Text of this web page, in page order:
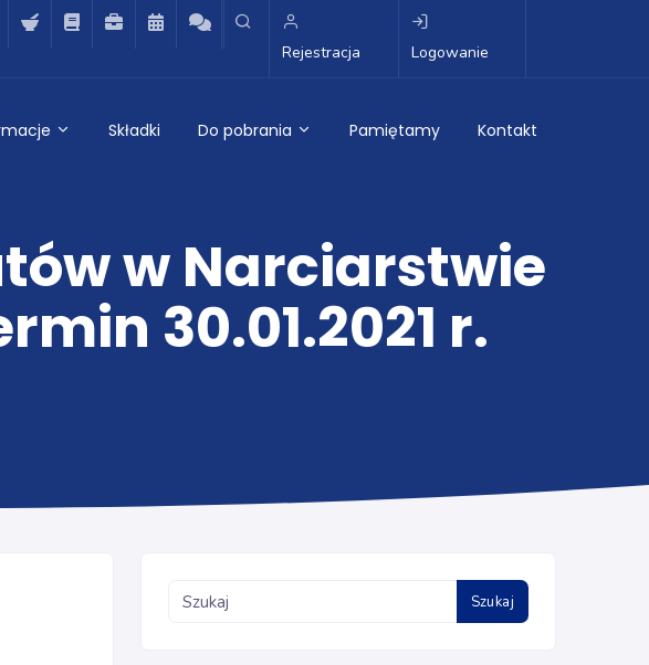
Rejestracja Logowanie
Składki Do pobrania Pamiętamy Kontakt
w Narciarstwie
30.01.2021 r.
Szukaj